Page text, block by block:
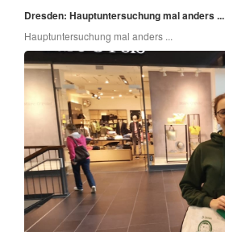
Dresden: Hauptuntersuchung mal anders ...
Hauptuntersuchung mal anders ...